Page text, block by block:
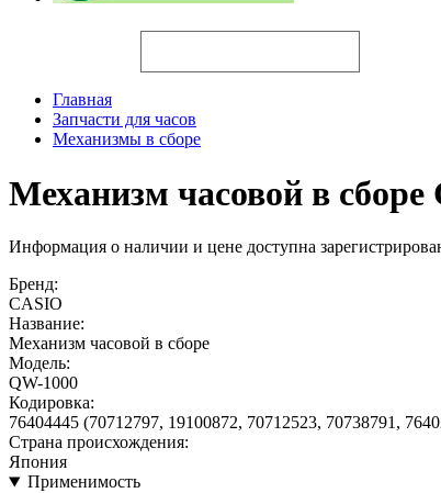
Главная
Запчасти для часов
Механизмы в сборе
Механизм часовой в
Информация о наличии и цене доступна
Бренд:
CASIO
Название:
Механизм часовой в сборе
Модель:
QW-1000
Кодировка:
76404445 (70712797, 19100872, 70712523, 70738791,
Страна происхождения:
Япония
Применимость